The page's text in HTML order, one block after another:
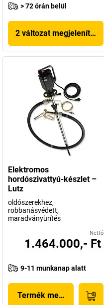
> 72 órán belül
2 változat megjelenítése
Elektromos
hordószivattyú-készlet –
Lutz
oldószerekhez,
robbanásvédett,
maradványürítés
Nettó
1.464.000,- Ft
9-11 munkanap alatt
Termék megjelenítése